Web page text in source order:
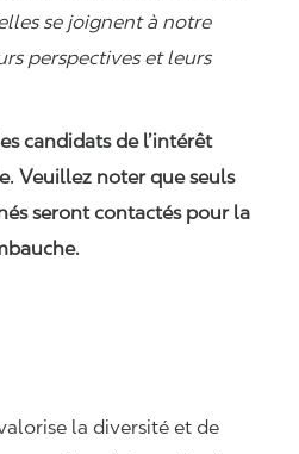
se joignent à notre
perspectives et leurs
candidats de l’intérêt
Veuillez noter que seuls
seront contactés pour la
la diversité et de